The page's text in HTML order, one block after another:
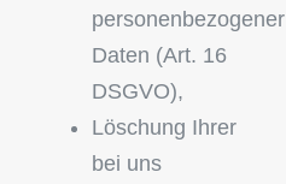
personenbezogener
Daten (Art. 16
DSGVO),
Löschung Ihrer
bei uns